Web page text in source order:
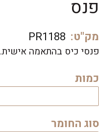
פנס
מק"ט: PR1188
פנסי כיס בהתאמה אישית.
כמות
סוג החומר